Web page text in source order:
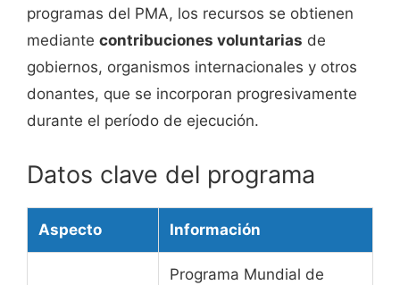
programas del PMA, los recursos se obtienen
mediante contribuciones voluntarias de
gobiernos, organismos internacionales y otros
donantes, que se incorporan progresivamente
durante el período de ejecución.
Datos clave del programa
Aspecto Información
Programa Mundial de